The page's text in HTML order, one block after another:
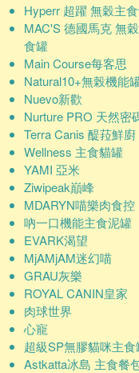
Hyperr 超躍 無穀主
MAC'S 德國馬克 無
食罐
Main Course每客思
Natural10+無榖機能
Nuevo新歡
Nurture PRO 天然密
Terra Canis 醍菈鮮廚
Wellness 主食貓罐
YAMI 亞米
Ziwipeak巔峰
MDARYN喵樂肉食控
吶一口機能主食泥罐
EVARK渴望
MjAMjAM迷幻喵
GRAU灰樂
ROYAL CANIN皇家
肉球世界
心寵
超級SP無膠貓咪主食
Astkatta冰島 主食餐